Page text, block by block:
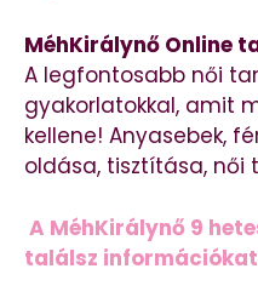
MéhKirálynő Online
A legfontosabb női
gyakorlatokkal, amit
kellene! Anyasebek,
oldása, tisztítása, női
A MéhKirálynő 9
találsz